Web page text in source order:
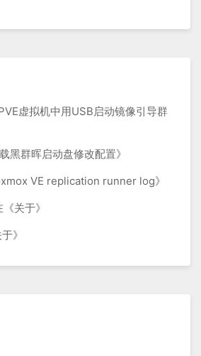
虚拟机中用USB启动镜像引导群
黑群晖启动盘修改配置》
VE replication runner log》
《关于》
于》